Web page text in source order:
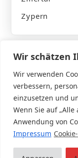
Wir schätzen
Wir verwenden
verbessern,
einzusetzen und
Wenn Sie auf
Anwendung von
Impressum
Zypern